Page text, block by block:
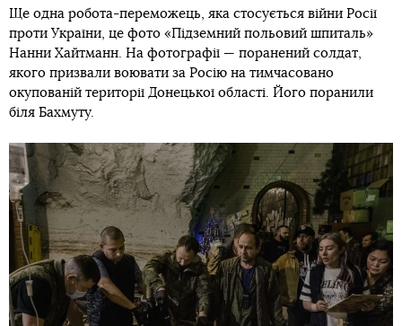
Ще одна робота-переможець, яка стосується війни Росії
проти України, це фото «Підземний польовий шпиталь»
Нанни Хайтманн. На фотографії — поранений солдат,
якого призвали воювати за Росію на тимчасовано
окупованій території Донецької області. Його поранили
біля Бахмуту.